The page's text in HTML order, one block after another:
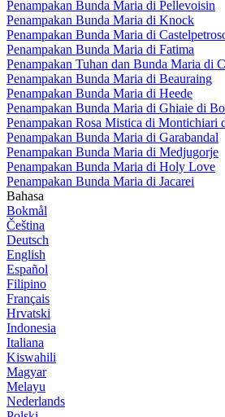
Penampakan Bunda Maria di Pellevoisin
Penampakan Bunda Maria di Knock
Penampakan Bunda Maria di
Penampakan Bunda Maria di Fatima
Penampakan Tuhan dan Bunda Maria di
Penampakan Bunda Maria di Beauraing
Penampakan Bunda Maria di Heede
Penampakan Bunda Maria di Ghiaie di
Penampakan Rosa Mistica di Montichiari
Penampakan Bunda Maria di Garabandal
Penampakan Bunda Maria di Medjugorje
Penampakan Bunda Maria di Holy Love
Penampakan Bunda Maria di Jacarei
Bahasa
Bokmål
Čeština
Deutsch
English
Español
Filipino
Français
Hrvatski
Indonesia
Italiana
Kiswahili
Magyar
Melayu
Nederlands